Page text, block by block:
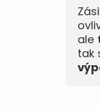
ale
tak